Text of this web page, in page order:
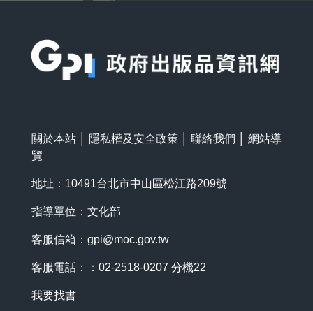
關於本站 隱私權及安全政策 聯絡我們
網站導
覽
地址：10491台北市中山區松江路209號
指導單位：文化部
客服信箱： gpi@moc.gov.tw
客服電話：：02-2518-0207 分機22
我要找書